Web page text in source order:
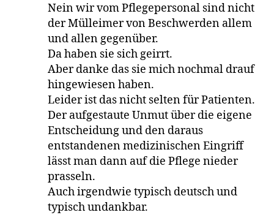
Nein wir vom Pflegepersonal sind nicht
der Mülleimer von Beschwerden allem
und allen gegenüber.
Da haben sie sich geirrt.
Aber danke das sie mich nochmal drauf
hingewiesen haben.
Leider ist das nicht selten für Patienten.
Der aufgestaute Unmut über die eigene
Entscheidung und den daraus
entstandenen medizinischen Eingriff
lässt man dann auf die Pflege nieder
prasseln.
Auch irgendwie typisch deutsch und
typisch undankbar.